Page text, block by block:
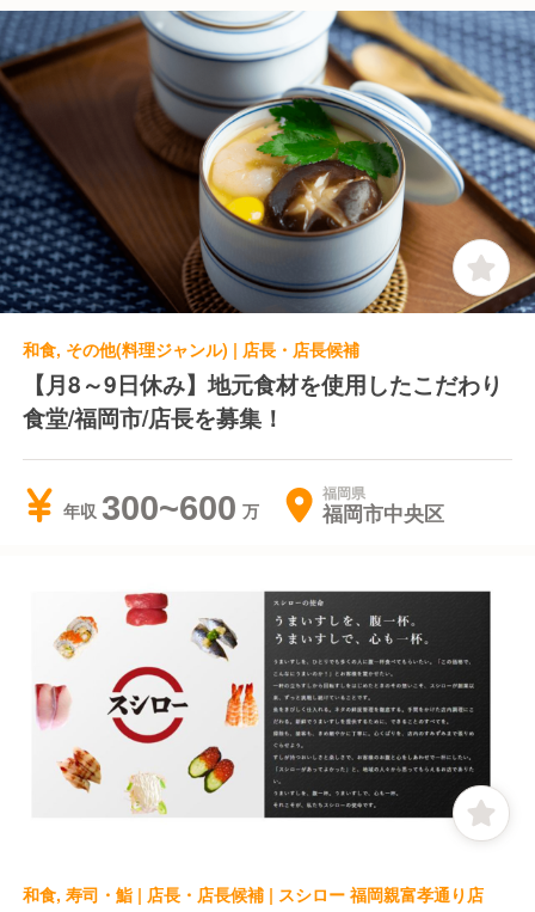
和食, その他(料理ジャンル) | 店長・店長候補
【月8～9日休み】地元食材を使用したこだわり
食堂/福岡市/店長を募集！
年収 300~600 福岡県
福岡市中央区
和食, 寿司・鮨 | 店長・店長候補 | スシロー 福岡親富孝通り店